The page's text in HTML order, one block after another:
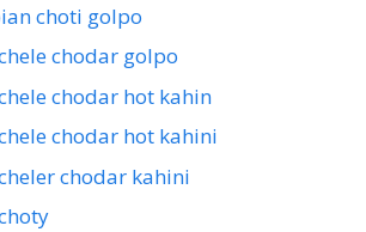
choti golpo
chodar golpo
chodar hot kahin
chodar hot kahini
chodar kahini